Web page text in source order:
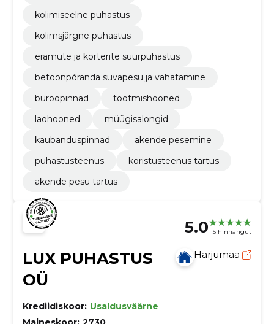
kolimiseelne puhastus
kolimsjärgne puhastus
​eramute ja korterite suurpuhastus
betoonpõranda süvapesu ja vahatamine
büroopinnad
tootmishooned
laohooned
müügisalongid
kaubanduspinnad
akende pesemine
puhastusteenus
koristusteenus tartus
akende pesu tartus
5.0 5 hinnangut
LUX PUHASTUS
OÜ
Harjumaa
Krediidiskoor: Usaldusväärne